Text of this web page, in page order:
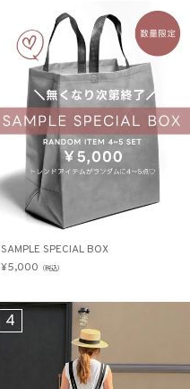
HIT ITEM
SAMPLE SPECIAL BOX
¥5,000 （税込）